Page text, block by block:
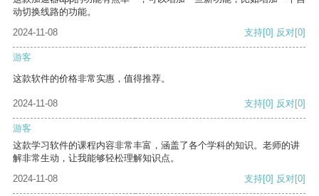
动切换线路的功能。
2024-11-08
支持[0] 反对[0]
游客
这款软件的价格非常实惠，值得推荐。
2024-11-08 支持[0] 反对[0]
游客
这款学习软件的课程内容非常丰富，涵盖了各个学科的知识。老师的讲
解非常生动，让我能够轻松理解知识点。
2024-11-08
支持[0] 反对[0]